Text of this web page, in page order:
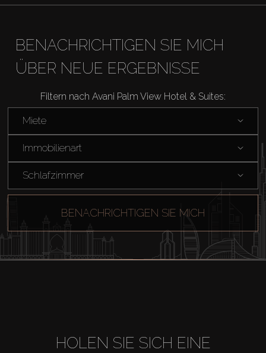
BENACHRICHTIGEN SIE MICH
ÜBER NEUE ERGEBNISSE
Filtern nach Avani Palm View Hotel & Suites:
Miete
Immobilienart
Schlafzimmer
BENACHRICHTIGEN SIE MICH
HOLEN SIE SICH EINE